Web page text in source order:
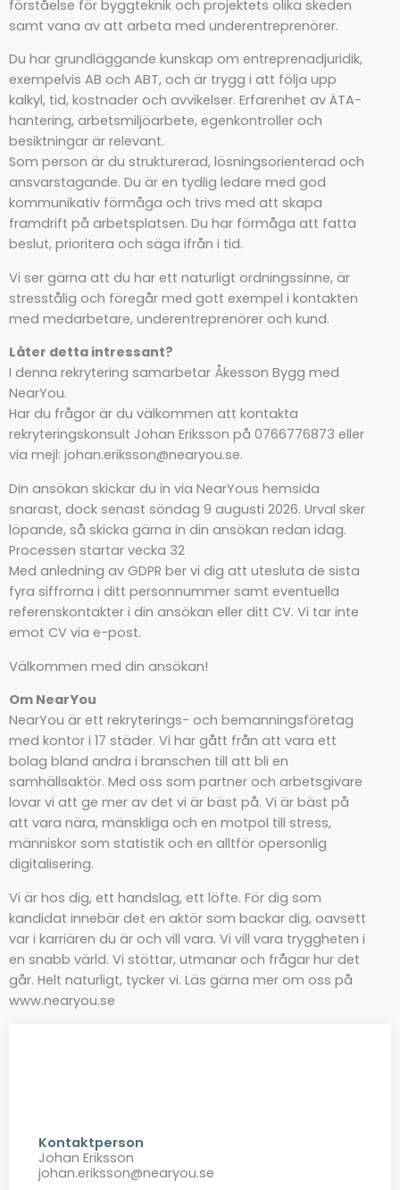
förståelse för byggteknik och projektets olika skeden
samt vana av att arbeta med underentreprenörer.
Du har grundläggande kunskap om entreprenadjuridik,
exempelvis AB och ABT, och är trygg i att följa upp
kalkyl, tid, kostnader och avvikelser. Erfarenhet av ÄTA-
hantering, arbetsmiljöarbete, egenkontroller och
besiktningar är relevant.
Som person är du strukturerad, lösningsorienterad och
ansvarstagande. Du är en tydlig ledare med god
kommunikativ förmåga och trivs med att skapa
framdrift på arbetsplatsen. Du har förmåga att fatta
beslut, prioritera och säga ifrån i tid.
Vi ser gärna att du har ett naturligt ordningssinne, är
stresstålig och föregår med gott exempel i kontakten
med medarbetare, underentreprenörer och kund.
Låter detta intressant?
I denna rekrytering samarbetar Åkesson Bygg med
NearYou.
Har du frågor är du välkommen att kontakta
rekryteringskonsult Johan Eriksson på 0766776873 eller
via mejl: johan.eriksson@nearyou.se.
Din ansökan skickar du in via NearYous hemsida
snarast, dock senast söndag 9 augusti 2026. Urval sker
löpande, så skicka gärna in din ansökan redan idag.
Processen startar vecka 32
Med anledning av GDPR ber vi dig att utesluta de sista
fyra siffrorna i ditt personnummer samt eventuella
referenskontakter i din ansökan eller ditt CV. Vi tar inte
emot CV via e-post.
Välkommen med din ansökan!
Om NearYou
NearYou är ett rekryterings- och bemanningsföretag
med kontor i 17 städer. Vi har gått från att vara ett
bolag bland andra i branschen till att bli en
samhällsaktör. Med oss som partner och arbetsgivare
lovar vi att ge mer av det vi är bäst på. Vi är bäst på
att vara nära, mänskliga och en motpol till stress,
människor som statistik och en alltför opersonlig
digitalisering.
Vi är hos dig, ett handslag, ett löfte. För dig som
kandidat innebär det en aktör som backar dig, oavsett
var i karriären du är och vill vara. Vi vill vara tryggheten i
en snabb värld. Vi stöttar, utmanar och frågar hur det
går. Helt naturligt, tycker vi. Läs gärna mer om oss på
www.nearyou.se
Kontaktperson
Johan Eriksson
johan.eriksson@nearyou.se